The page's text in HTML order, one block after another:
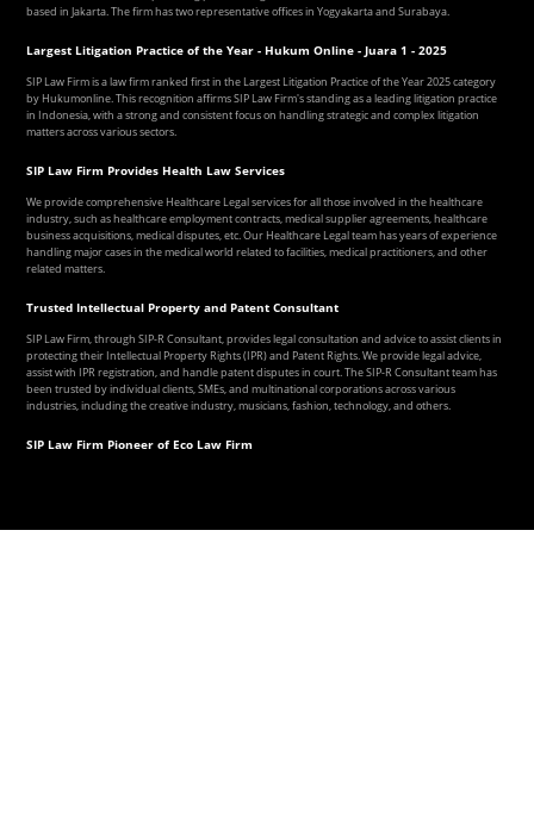
based in Jakarta. The firm has two representative offices in Yogyakarta and Surabaya.
Largest Litigation Practice of the Year - Hukum Online - Juara 1 - 2025
SIP Law Firm is a law firm ranked first in the Largest Litigation Practice of the Year 2025 category
by Hukumonline. This recognition affirms SIP Law Firm's standing as a leading litigation practice
in Indonesia, with a strong and consistent focus on handling strategic and complex litigation
matters across various sectors.
SIP Law Firm Provides Health Law Services
We provide comprehensive Healthcare Legal services for all those involved in the healthcare
industry, such as healthcare employment contracts, medical supplier agreements, healthcare
business acquisitions, medical disputes, etc. Our Healthcare Legal team has years of experience
handling major cases in the medical world related to facilities, medical practitioners, and other
related matters.
Trusted Intellectual Property and Patent Consultant
SIP Law Firm, through SIP-R Consultant, provides legal consultation and advice to assist clients in
protecting their Intellectual Property Rights (IPR) and Patent Rights. We provide legal advice,
assist with IPR registration, and handle patent disputes in court. The SIP-R Consultant team has
been trusted by individual clients, SMEs, and multinational corporations across various
industries, including the creative industry, musicians, fashion, technology, and others.
SIP Law Firm Pioneer of Eco Law Firm